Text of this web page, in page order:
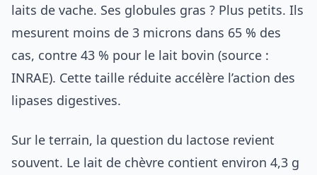
laits de vache. Ses globules gras ? Plus petits. Ils
mesurent moins de 3 microns dans 65 % des
cas, contre 43 % pour le lait bovin (source :
INRAE). Cette taille réduite accélère l’action des
lipases digestives.
Sur le terrain, la question du lactose revient
souvent. Le lait de chèvre contient environ 4,3 g